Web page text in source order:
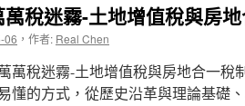
稅迷霧-土地增值稅與房
06 ， 作者: Real Chen
萬稅迷霧-土地增值稅與房地合一稅
懂的方式，從歷史沿革與理論基礎